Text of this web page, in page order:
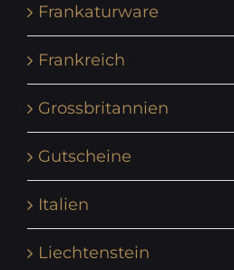
Frankaturware
Frankreich
Grossbritannien
Gutscheine
Italien
Liechtenstein